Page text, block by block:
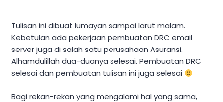
Tulisan ini dibuat lumayan sampai larut malam.
Kebetulan ada pekerjaan pembuatan DRC email
server juga di salah satu perusahaan Asuransi.
Alhamdulillah dua-duanya selesai. Pembuatan DRC
selesai dan pembuatan tulisan ini juga selesai
Bagi rekan-rekan yang mengalami hal yang sama,